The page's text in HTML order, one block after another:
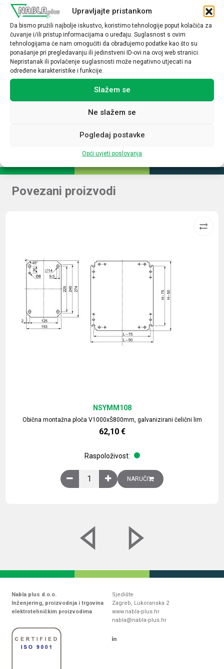
Upravljajte pristankom
Da bismo pružili najbolje iskustvo, koristimo tehnologije poput kolačića za
čuvanje i/ili pristup informacijama o uređaju. Suglasnost s ovim
tehnologijama će nam omogućiti da obrađujemo podatke kao što su
ponašanje pri pregledavanju ili jedinstveni ID-ovi na ovoj web stranici.
Nepristanak ili povlačenje suglasnosti može negativno utjecati na
određene karakteristike i funkcije.
Slažem se
Ne slažem se
Pogledaj postavke
Opći uvjeti poslovanja
Napon špule
12VDC
Indikacija uklopa
Ne
Povezani proizvodi
Obična montažna ploča V1000xŠ800mm, galvanizirani čelični lim
NSYMM108
62,10 €
Raspoloživost:
Obična montažna ploča V1000xŠ800mm,
NARUČI
Nabla plus d.o.o.
Inženjering, proizvodnja i trgovina
elektrotehničkim proizvodima
Sjedište
Zagreb, Lukoranska 2
www.nabla-plus.hr
nabla@nabla-plus.hr